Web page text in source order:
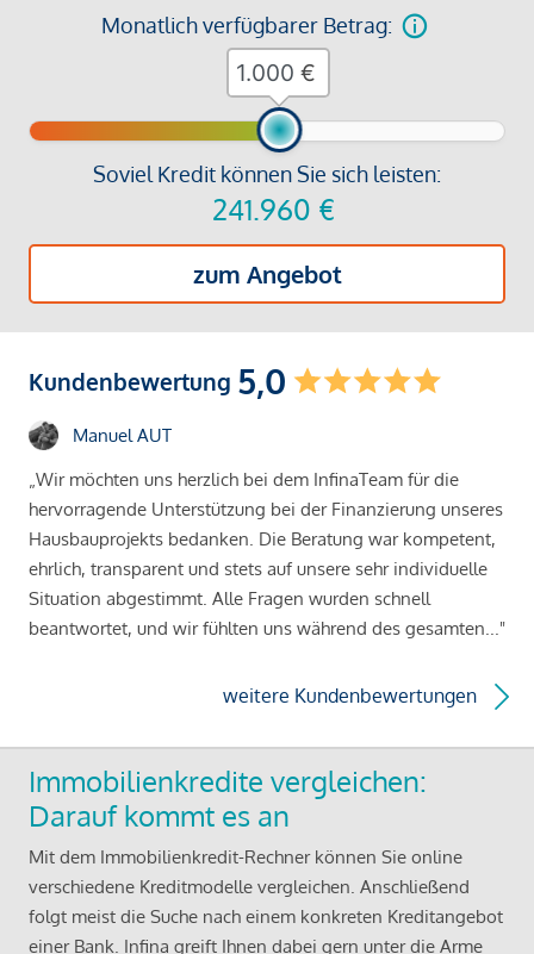
Monatlich verfügbarer Betrag:
Soviel Kredit können Sie sich leisten:
241.960 €
zum Angebot
€
Kundenbewertung 5,0
Manuel AUT
„Wir möchten uns herzlich bei dem InfinaTeam für die
hervorragende Unterstützung bei der Finanzierung unseres
Hausbauprojekts bedanken. Die Beratung war kompetent,
ehrlich, transparent und stets auf unsere sehr individuelle
Situation abgestimmt. Alle Fragen wurden schnell
beantwortet, und wir fühlten uns während des gesamten..."
weitere Kundenbewertungen
Immobilienkredite vergleichen:
Darauf kommt es an
Mit dem Immobilienkredit-Rechner können Sie online
verschiedene Kreditmodelle vergleichen. Anschließend
folgt meist die Suche nach einem konkreten Kreditangebot
einer Bank. Infina greift Ihnen dabei gern unter die Arme